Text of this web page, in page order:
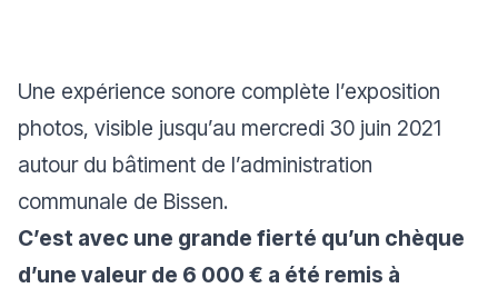
Une expérience sonore complète l’exposition
photos, visible jusqu’au mercredi 30 juin 2021
autour du bâtiment de l’administration
communale de Bissen.
C’est avec une grande fierté qu’un chèque
d’une valeur de 6 000 € a été remis à